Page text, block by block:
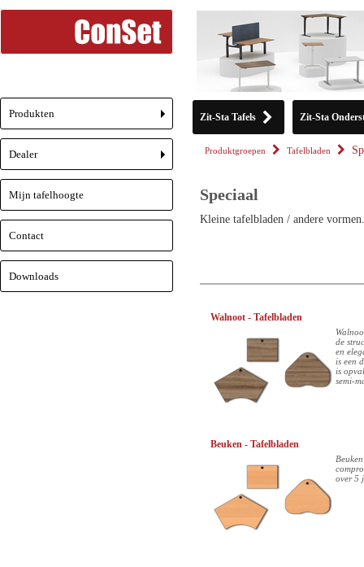
Zit-Sta Tafels Zit-Sta
Produktgroepen Tafelbladen
Speciaal
Kleine tafelbladen / andere vormen.
Walnoot - Tafelbladen
de
en
is een
is
semi-
Beuken - Tafelbladen
over 5
+
Produkten
+
Dealer
Mijn tafelhoogte
Contact
Downloads